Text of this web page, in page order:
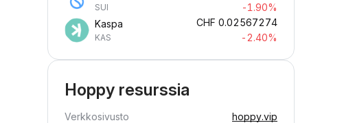
SUI
-1.90%
Kaspa
KAS
CHF 0.02567274
-2.40%
Hoppy resurssia
Verkkosivusto
hoppy.vip